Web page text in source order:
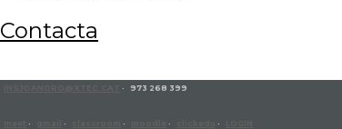
contacta
· 973 268 399
· · · · ·